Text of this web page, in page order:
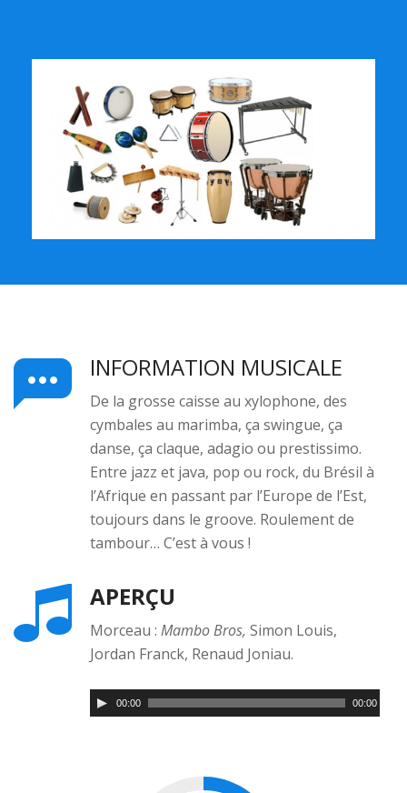
INFORMATION MUSICALE
De la grosse caisse au xylophone, des
cymbales au marimba, ça swingue, ça
danse, ça claque, adagio ou prestissimo.
Entre jazz et java, pop ou rock, du Brésil à
l’Afrique en passant par l’Europe de l’Est,
toujours dans le groove. Roulement de
tambour… C’est à vous !
APERÇU
Morceau : Mambo Bros, Simon Louis,
Jordan Franck, Renaud Joniau.
00:00 00:00